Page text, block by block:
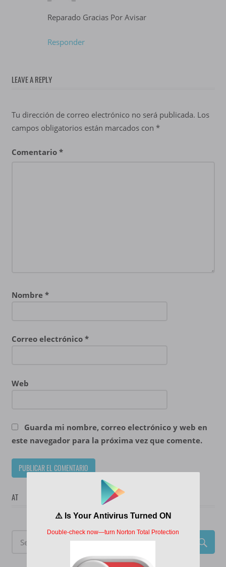
Reparado Gracias Por Avisar
Responder
LEAVE A REPLY
Tu dirección de correo electrónico no será publicada. Los
campos obligatorios están marcados con *
Comentario *
Nombre *
Correo electrónico *
Web
Guarda mi nombre, correo electrónico y web en
este navegador para la próxima vez que comente.
AT